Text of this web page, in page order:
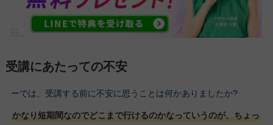
受講にあたっての不安
ーでは、受講する前に不安に思うことは何かありましたか?
かなり短期間なのでどこまで行けるのかなっていうのが、ちょっ